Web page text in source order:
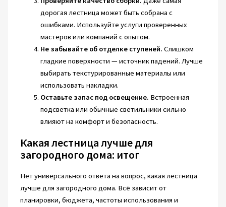
дорогая лестница может быть собрана с
ошибками. Используйте услуги проверенных
мастеров или компаний с опытом.
Не забывайте об отделке ступеней. Слишком
гладкие поверхности — источник падений. Лучше
выбирать текстурированные материалы или
использовать накладки.
Оставьте запас под освещение. Встроенная
подсветка или обычные светильники сильно
влияют на комфорт и безопасность.
Какая лестница лучше для
загородного дома: итог
Нет универсального ответа на вопрос, какая лестница
лучше для загородного дома. Всё зависит от
планировки, бюджета, частоты использования и